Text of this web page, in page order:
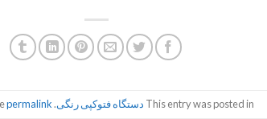
This entry was posted in دستگاه فتوکپی رنگی. Bookmark the
permalink